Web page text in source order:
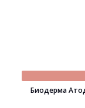
Биодерма